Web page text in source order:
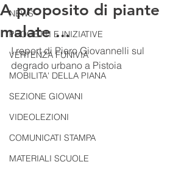
NEWS
PROGETTI E INIZIATIVE
VERTENZA FUNIVIA
MOBILITA' DELLA PIANA
SEZIONE GIOVANI
VIDEOLEZIONI
COMUNICATI STAMPA
MATERIALI SCUOLE
A proposito di piante
malate ...
I report di Piero Giovannelli sul
degrado urbano a Pistoia